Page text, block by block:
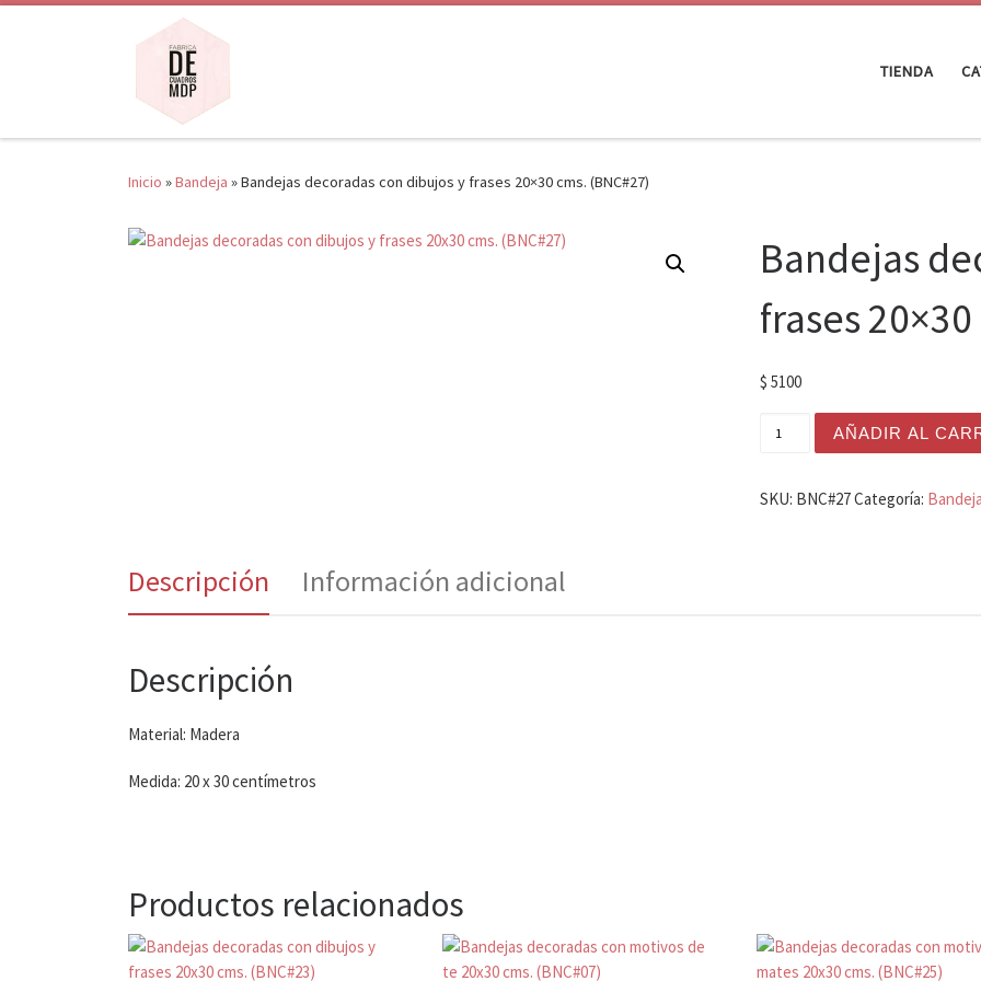
Saltar al contenido
TIENDA
Inicio »Bandeja »Bandejas decoradas con dibujos y frases 20×30 cms. (BNC#27)
Bandejas
frases
$ 5100
Bandejas decoradas con
AÑADIR AL
SKU: BNC#27Categoría:
Descripción Información adicional
Descripción
Material: Madera
Medida: 20 x 30 centímetros
Productos relacionados